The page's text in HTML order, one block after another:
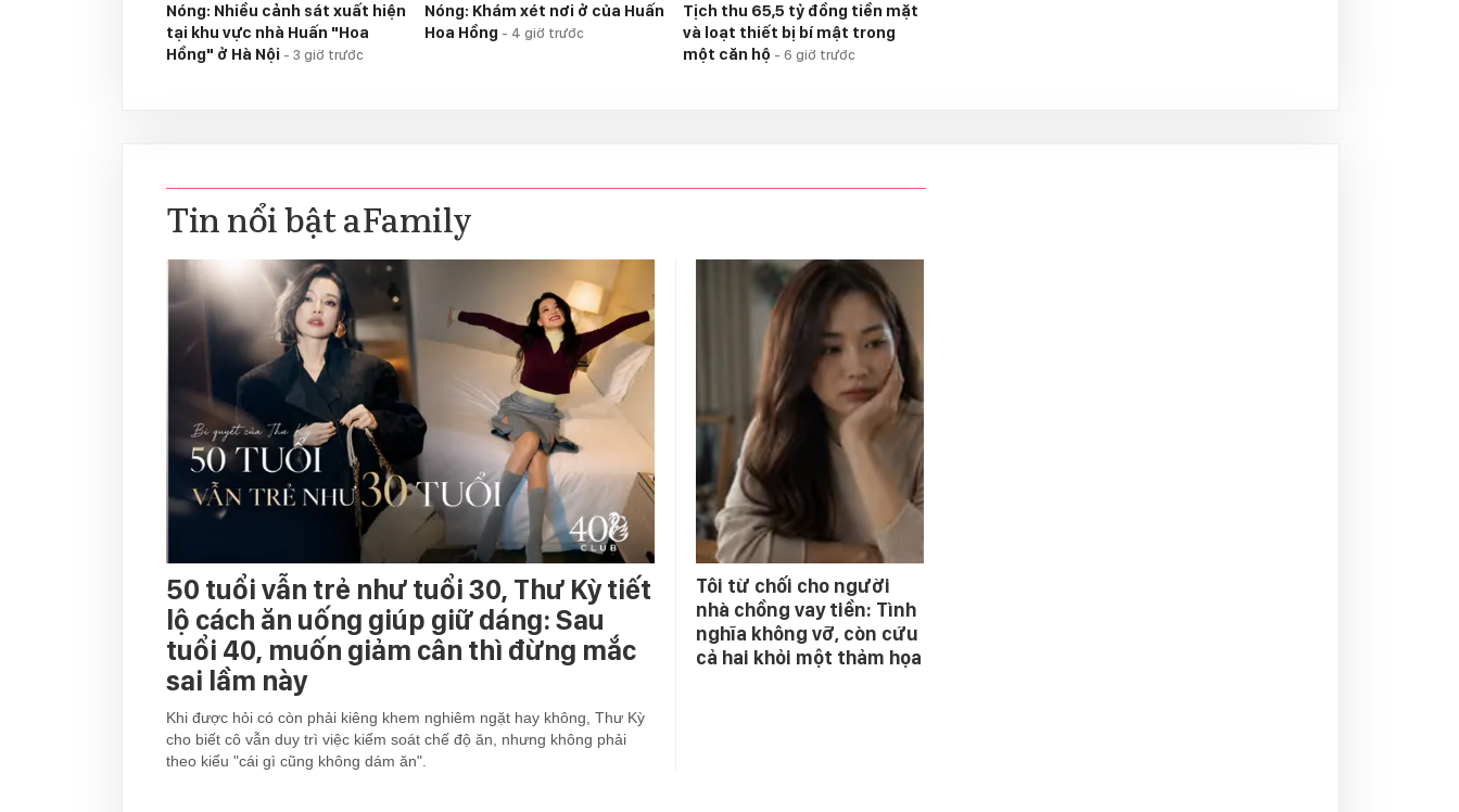
Nóng: Nhiều cảnh sát xuất hiện
tại khu vực nhà Huấn "Hoa
Hồng" ở Hà Nội - 3 giờ trước
Nóng: Khám xét nơi ở của Huấn
Hoa Hồng - 4 giờ trước
Tịch thu 65,5 tỷ đồng tiền mặt
và loạt thiết bị bí mật trong
một căn hộ - 6 giờ trước
Tin nổi bật aFamily
50 tuổi vẫn trẻ như tuổi 30, Thư Kỳ tiết
lộ cách ăn uống giúp giữ dáng: Sau
tuổi 40, muốn giảm cân thì đừng mắc
sai lầm này
Khi được hỏi có còn phải kiêng khem nghiêm ngặt hay không, Thư Kỳ
cho biết cô vẫn duy trì việc kiểm soát chế độ ăn, nhưng không phải
theo kiểu "cái gì cũng không dám ăn".
Tôi từ chối cho người
nhà chồng vay tiền: Tình
nghĩa không vỡ, còn cứu
cả hai khỏi một thảm họa